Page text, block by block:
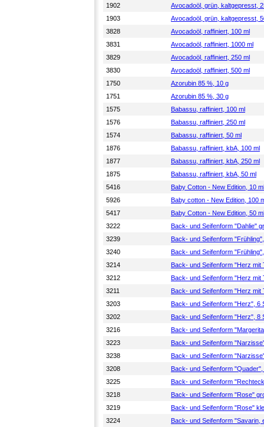
1902
Avocadoöl, grün, kaltgepresst,
1903
Avocadoöl, grün, kaltgepresst,
3828
Avocadoöl, raffiniert, 100 ml
3831
Avocadoöl, raffiniert, 1000 ml
3829
Avocadoöl, raffiniert, 250 ml
3830
Avocadoöl, raffiniert, 500 ml
1750
Azorubin 85 %, 10 g
1751
Azorubin 85 %, 30 g
1575
Babassu, raffiniert, 100 ml
1576
Babassu, raffiniert, 250 ml
1574
Babassu, raffiniert, 50 ml
1876
Babassu, raffiniert, kbA, 100 ml
1877
Babassu, raffiniert, kbA, 250 ml
1875
Babassu, raffiniert, kbA, 50 ml
5416
Baby Cotton - New Edition, 10 ml
5926
Baby cotton - New Edition, 100
5417
Baby Cotton - New Edition, 50 ml
3222
Back- und Seifenform "Dahlie"
3239
Back- und Seifenform
3240
Back- und Seifenform
3214
Back- und Seifenform "Herz mit
3212
Back- und Seifenform "Herz mit
3211
Back- und Seifenform "Herz mit
3203
Back- und Seifenform "Herz", 6
3202
Back- und Seifenform "Herz", 8
3216
Back- und Seifenform
3223
Back- und Seifenform
3238
Back- und Seifenform
3208
Back- und Seifenform
3225
Back- und Seifenform
3218
Back- und Seifenform "Rose"
3219
Back- und Seifenform "Rose"
3224
Back- und Seifenform "Savarin,